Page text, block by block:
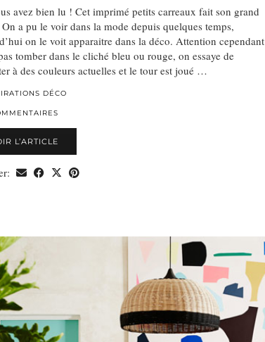
avez bien lu ! Cet imprimé petits carreaux fait son grand
a pu le voir dans la mode depuis quelques temps,
on le voit apparaitre dans la déco. Attention cependant
tomber dans le cliché bleu ou rouge, on essaye de
à des couleurs actuelles et le tour est joué …
DÉCO
L’ARTICLE